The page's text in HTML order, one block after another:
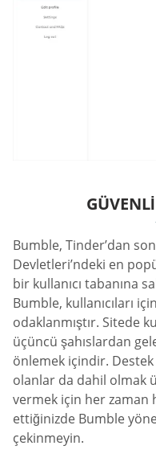
Bumble, Tinder’dan
Devletleri’ndeki en
bir kullanıcı tabanına
Bumble, kullanıcıları
odaklanmıştır. Sitede
üçüncü şahıslardan
önlemek içindir.
olanlar da dahil olmak
vermek için her zaman
ettiğinizde Bumble
çekinmeyin.